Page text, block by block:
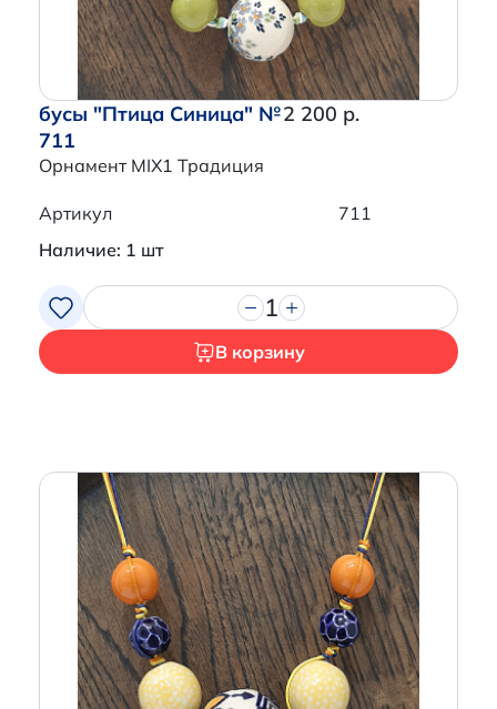
бусы "Птица Синица" №
711
Орнамент MIX1 Традиция
2 200 р.
Артикул
711
Наличие: 1 шт
1
В корзину